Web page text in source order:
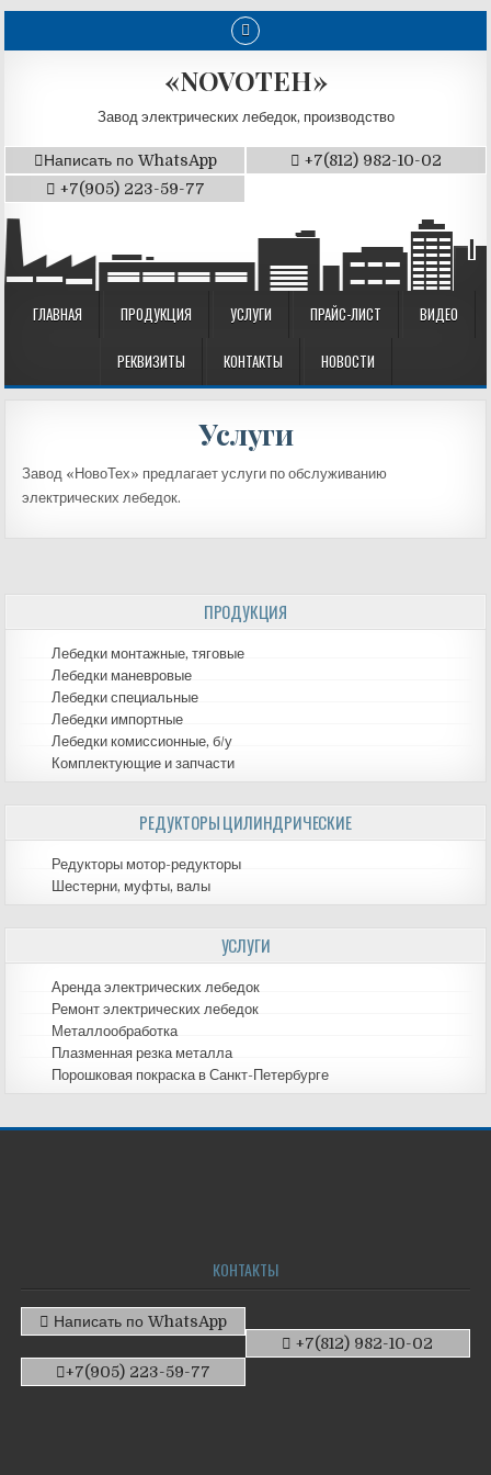
«NOVOTEH»
Завод электрических лебедок, производство
Написать по WhatsApp
+7(812) 982-10-02
+7(905) 223-59-77
ГЛАВНАЯ ПРОДУКЦИЯ УСЛУГИ ПРАЙС-ЛИСТ ВИДЕО
РЕКВИЗИТЫ КОНТАКТЫ НОВОСТИ
ПРОДУКЦИЯ
Лебедки монтажные, тяговые
Лебедки маневровые
Лебедки специальные
Лебедки импортные
Лебедки комиссионные, б/у
Комплектующие и запчасти
РЕДУКТОРЫ ЦИЛИНДРИЧЕСКИЕ
Редукторы мотор-редукторы
Шестерни, муфты, валы
УСЛУГИ
Аренда электрических лебедок
Ремонт электрических лебедок
Металлообработка
Плазменная резка металла
Порошковая покраска в Санкт-Петербурге
Услуги
Завод «НовоТех» предлагает услуги по обслуживанию
электрических лебедок.
КОНТАКТЫ
Написать по WhatsApp
+7(812) 982-10-02
+7(905) 223-59-77